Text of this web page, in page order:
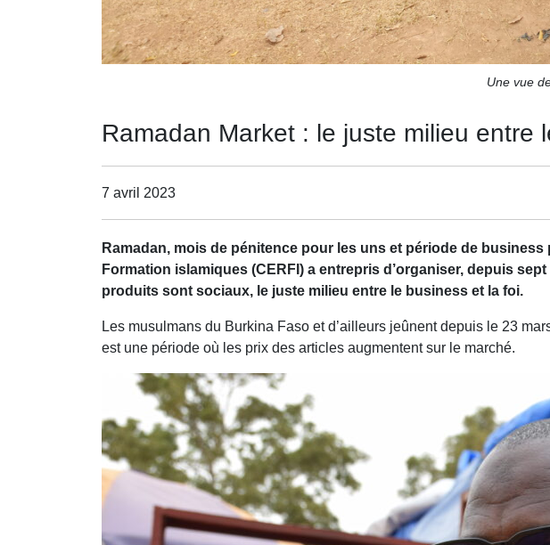
Une vue
Ramadan Market : le juste milieu entre
7 avril 2023
Ramadan, mois de pénitence pour les uns et période de
Formation islamiques (CERFI) a entrepris d’organiser, depuis
produits sont sociaux, le juste milieu entre le business et la foi.
Les musulmans du Burkina Faso et d’ailleurs jeûnent depuis le 23
est une période où les prix des articles augmentent sur le marché.